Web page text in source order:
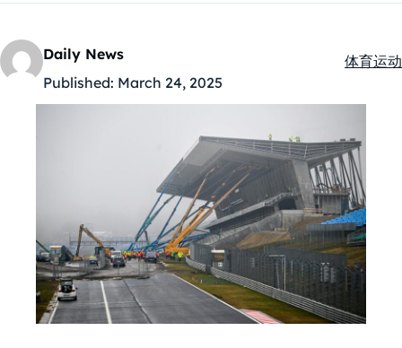
Daily News
Published: March 24, 2025
体育运动